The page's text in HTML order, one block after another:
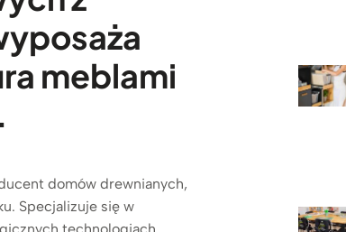
meblami
domów drewnianych,
Specjalizuje się w